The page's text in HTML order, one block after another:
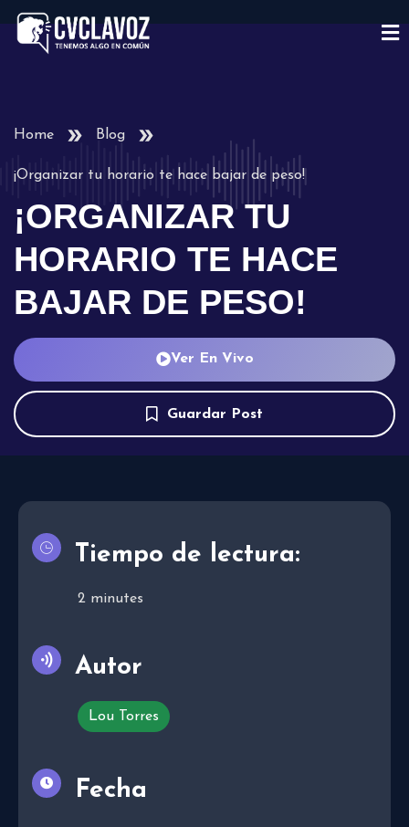
Home Blog
¡Organizar tu horario te hace bajar de peso!
¡ORGANIZAR TU
HORARIO TE HACE
BAJAR DE PESO!
Ver En Vivo
Guardar Post
Tiempo de lectura:
2 minutes
Autor
Lou Torres
Fecha